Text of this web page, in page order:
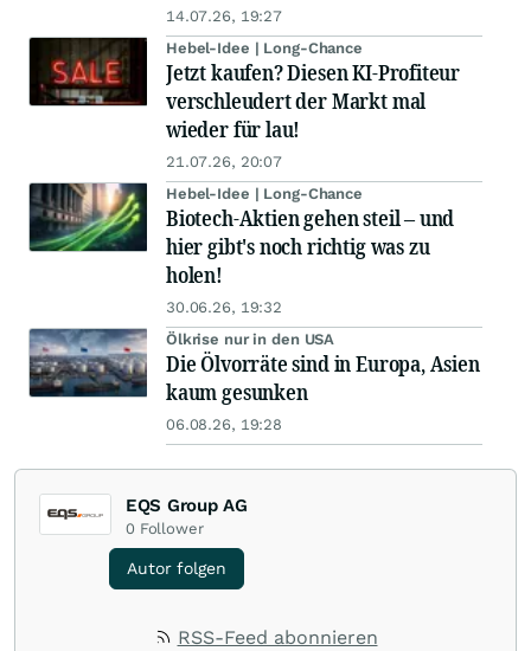
14.07.26, 19:27
Hebel-Idee | Long-Chance
Jetzt kaufen? Diesen KI-Profiteur
verschleudert der Markt mal
wieder für lau!
21.07.26, 20:07
Hebel-Idee | Long-Chance
Biotech-Aktien gehen steil – und
hier gibt's noch richtig was zu
holen!
30.06.26, 19:32
Ölkrise nur in den USA
Die Ölvorräte sind in Europa, Asien
kaum gesunken
06.08.26, 19:28
EQS Group AG
0 Follower
Autor folgen
RSS-Feed abonnieren